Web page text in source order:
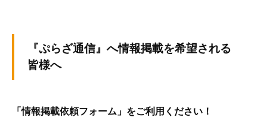
『ぷらざ通信』へ情報掲載を希望される
皆様へ
「情報掲載依頼フォーム」をご利用ください！